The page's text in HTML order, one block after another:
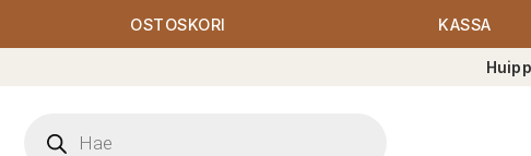
OSTOSKORI KASSA
search